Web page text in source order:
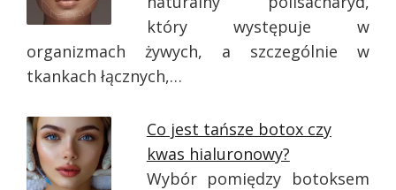
który występuje w
organizmach żywych, a szczególnie w
tkankach łącznych,…
Co jest tańsze botox czy
kwas hialuronowy?
Wybór pomiędzy botoksem